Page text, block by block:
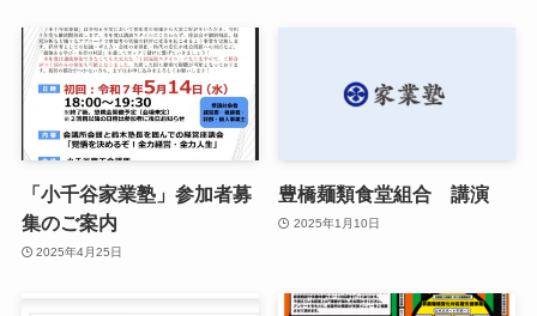
「小千谷家業塾」参加者募
集のご案内
2025年4月25日
豊橋麺類食堂組合 講演
2025年1月10日